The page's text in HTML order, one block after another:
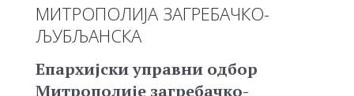
МИТРОПОЛИЈА ЗАГРЕБАЧКО-
ЉУБЉАНСКА
Епархијски управни одбор
Митрополије загребачко-